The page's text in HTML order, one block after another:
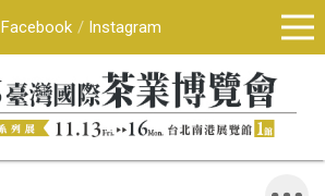
Facebook Instagram